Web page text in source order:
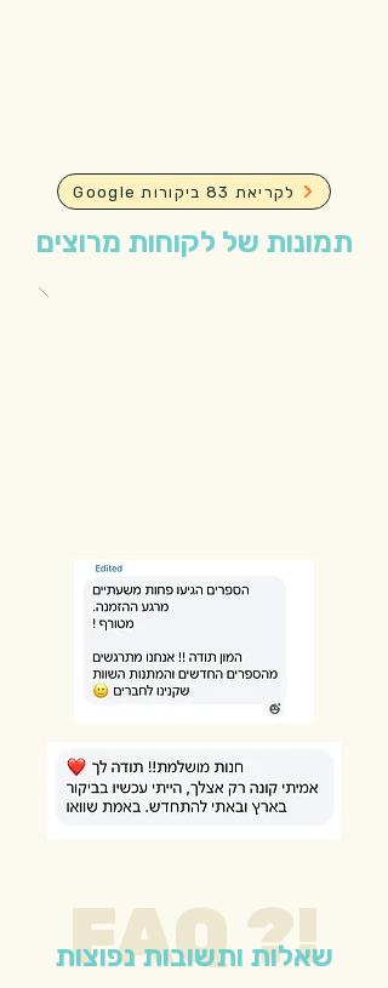
Google לקריאת 83 ביקורות
תמונות של לקוחות מרוצים
FAQ ?!
שאלות ותשובות נפוצות